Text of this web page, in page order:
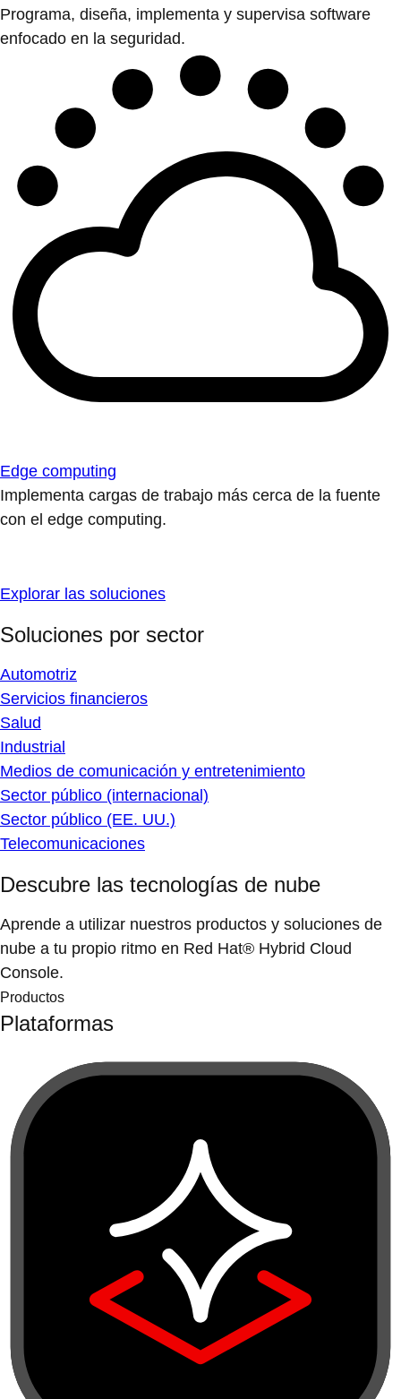
Programa, diseña, implementa y supervisa software
enfocado en la seguridad.
Edge computing
Implementa cargas de trabajo más cerca de la fuente
con el edge computing.
Explorar las soluciones
Soluciones por sector
Automotriz
Servicios financieros
Salud
Industrial
Medios de comunicación y entretenimiento
Sector público (internacional)
Sector público (EE. UU.)
Telecomunicaciones
Descubre las tecnologías de nube
Aprende a utilizar nuestros productos y soluciones de
nube a tu propio ritmo en Red Hat® Hybrid Cloud
Console.
Productos
Plataformas